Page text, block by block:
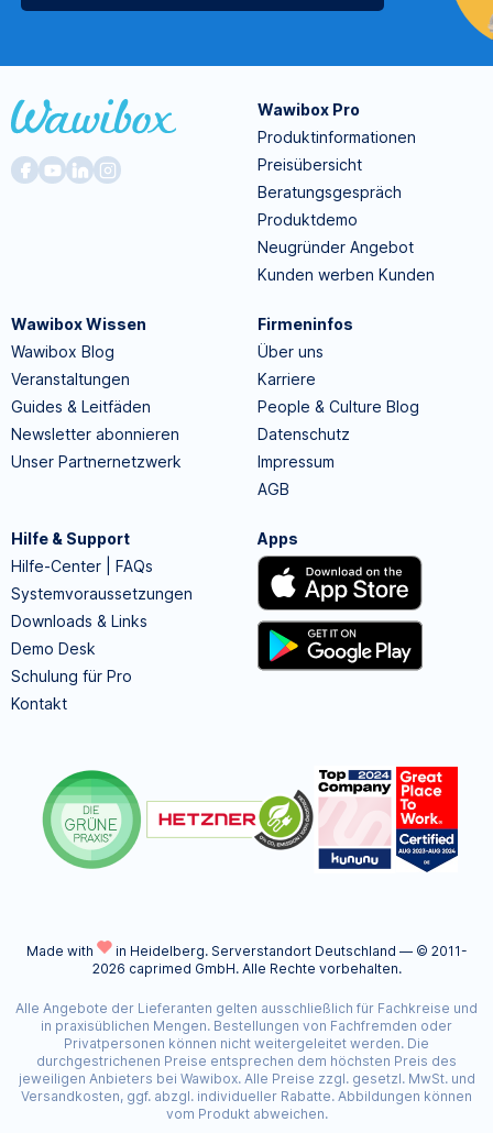
Wawibox Pro
Produktinformationen
Preisübersicht
Beratungsgespräch
Produktdemo
Neugründer Angebot
Kunden werben Kunden
Wawibox Wissen
Wawibox Blog
Veranstaltungen
Guides & Leitfäden
Newsletter abonnieren
Unser Partnernetzwerk
Firmeninfos
Über uns
Karriere
People & Culture Blog
Datenschutz
Impressum
AGB
Hilfe & Support
Hilfe-Center | FAQs
Systemvoraussetzungen
Downloads & Links
Demo Desk
Schulung für Pro
Kontakt
Apps
Made with in Heidelberg. Serverstandort Deutschland — © 2011-
2026 caprimed GmbH. Alle Rechte vorbehalten.
Alle Angebote der Lieferanten gelten ausschließlich für Fachkreise und
in praxisüblichen Mengen. Bestellungen von Fachfremden oder
Privatpersonen können nicht weitergeleitet werden. Die
durchgestrichenen Preise entsprechen dem höchsten Preis des
jeweiligen Anbieters bei Wawibox. Alle Preise zzgl. gesetzl. MwSt. und
Versandkosten, ggf. abzgl. individueller Rabatte. Abbildungen können
vom Produkt abweichen.